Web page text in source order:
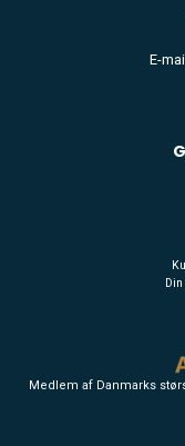
E-
Medlem af Danmarks